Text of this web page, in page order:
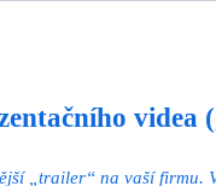
videa
„trailer“ na vaší firmu.